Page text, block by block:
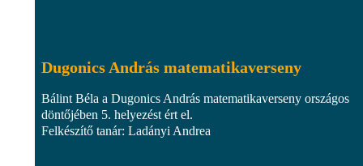
Dugonics András matematikaverseny
Bálint Béla a Dugonics András matematikaverseny országos
döntőjében 5. helyezést ért el.
Felkészítő tanár: Ladányi Andrea